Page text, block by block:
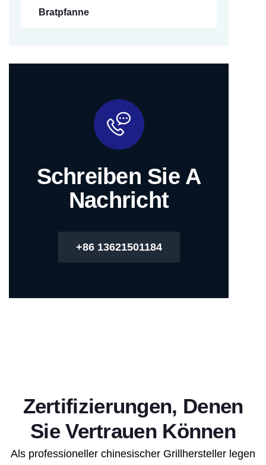
Bratpfanne
Schreiben Sie A
Nachricht
+86 13621501184
Zertifizierungen, Denen
Sie Vertrauen Können
Als professioneller chinesischer Grillhersteller legen